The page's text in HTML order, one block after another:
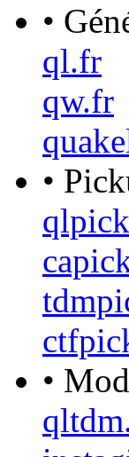
•
ql.fr
qw.fr
•
•